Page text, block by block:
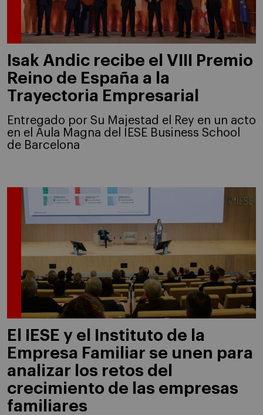
Isak Andic recibe el VIII Premio
Reino de España a la
Trayectoria Empresarial
Entregado por Su Majestad el Rey en un acto
en el Aula Magna del IESE Business School
de Barcelona
El IESE y el Instituto de la
Empresa Familiar se unen para
analizar los retos del
crecimiento de las empresas
familiares